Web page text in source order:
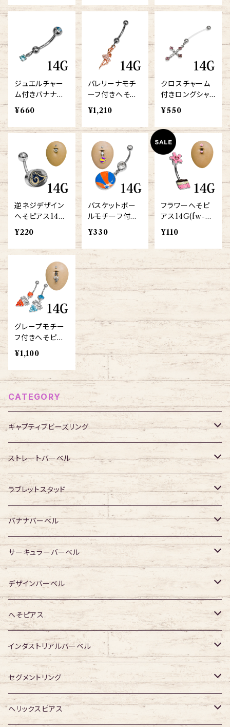
4G-SS)
ジュエルチャー
ム付きバナナバ
ーベル14G(BA-
JW-14G-SS)
¥660
バレリーナモチ
ーフ付きへそピ
アス14G(dance
rnavelring-14
g-ss)
¥1,210
クロスチャーム
付きロングシャ
フトへそピアス1
4G(NAVEL-C
ROSS-14G-SS)
¥550
逆ネジデザイン
へそピアス14G
(internal-nave
l-14g-ss)
¥220
バスケットボー
ルモチーフ付き
へそピアス14G
(bsk-navel-14
g-ss)
¥330
フラワーへそピ
アス14G(fw-na
vel-14g-ss)
¥110
グレープモチー
フ付きへそピア
ス14G(ocm276
-14g-ss)
¥1,100
CATEGORY
キャプティブビーズリング
316Lサージカルステンレス
ジュエル無し
ジュエル有り
サージカルチタン
ジュエル無し
ジュエル有り
アクリル・その他
ストレートバーベル
316Lサージカルステンレス
ジュエル無し
ジュエル有り
サージカルチタン
ジュエル無し
ジュエル有り
アクリル・その他
ラブレットスタッド
316Lサージカルステンレス
ジュエル無し
ジュエル有り
サージカルチタン
ジュエル無し
ジュエル有り
アクリル・その他
バナナバーベル
316Lサージカルステンレス
ジュエル無し
ジュエル有り
サージカルチタン
ジュエル無し
ジュエル有り
アクリル・その他
サーキュラーバーベル
316Lサージカルステンレス
ジュエル無し
ジュエル有り
サージカルチタン
ジュエル無し
ジュエル有り
アクリル・その他
デザインバーベル
ジュエル無し
ジュエル有り
へそピアス
316Lサージカルステンレス
ジュエル無し
ジュエル有り
サージカルチタン
ジュエル無し
アクリル
インダストリアルバーベル
316Lサージカルステンレス
ジュエル無し
サージカルチタン
セグメントリング
316Lサージカルステンレス
ヘリックスピアス